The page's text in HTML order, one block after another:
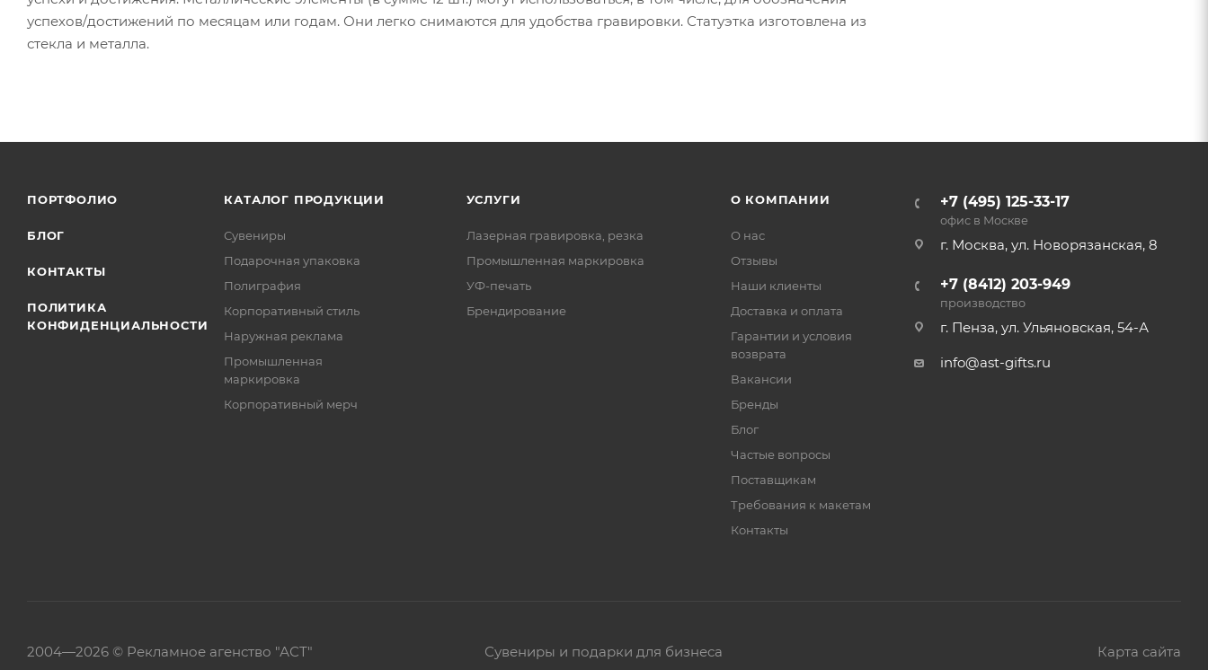
успехов/достижений по месяцам или годам. Они легко снимаются для удобства гравировки. Статуэтка изготовлена из
стекла и металла.
ПОРТФОЛИО
БЛОГ
КОНТАКТЫ
ПОЛИТИКА
КОНФИДЕНЦИАЛЬНОСТИ
КАТАЛОГ ПРОДУКЦИИ
Сувениры
Подарочная упаковка
Полиграфия
Корпоративный стиль
Наружная реклама
Промышленная
маркировка
Корпоративный мерч
УСЛУГИ
Лазерная гравировка, резка
Промышленная маркировка
УФ-печать
Брендирование
О КОМПАНИИ
О нас
Отзывы
Наши клиенты
Доставка и оплата
Гарантии и условия
возврата
Вакансии
Бренды
Блог
Частые вопросы
Поставщикам
Требования к макетам
Контакты
+7 (495) 125-33-17
офис в Москве
г. Москва, ул. Новорязанская, 8
+7 (8412) 203-949
производство
г. Пенза, ул. Ульяновская, 54-А
info@ast-gifts.ru
2004—2026 © Рекламное агенство "АСТ" Сувениры и подарки для бизнеса Карта сайта